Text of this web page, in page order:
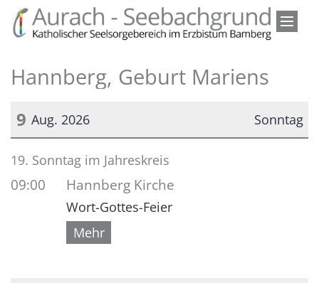
Zum Inhalt springen
Hannberg, Geburt Mariens
Sonntag
9 Aug. 2026
Datum: 9. August 2026
19. Sonntag im Jahreskreis
09:00 Hannberg Kirche
Wort-Gottes-Feier
Mehr